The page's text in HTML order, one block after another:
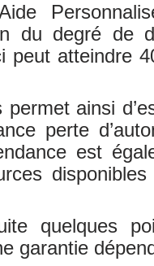
du degré de
peut atteindre
ainsi
perte
est
quelques
garantie